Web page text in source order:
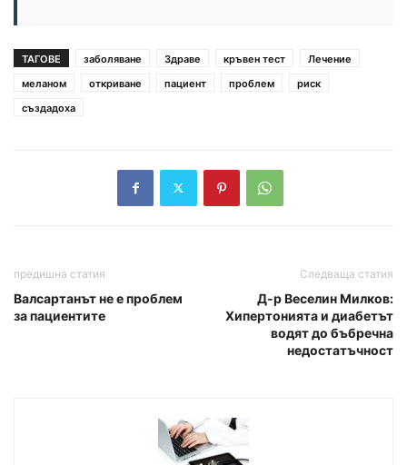
ТАГОВЕ заболяване Здраве кръвен тест
Лечение
меланом
откриване пациент проблем
риск
създадоха
предишна статия
Валсартанът не е проблем
за пациентите
Следваща статия
Д-р Веселин Милков:
Хипертонията и диабетът
водят до бъбречна
недостатъчност